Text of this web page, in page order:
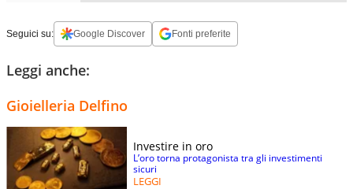
Seguici su: Google Discover Fonti preferite
Leggi anche:
Gioielleria Delfino
Investire in oro
L’oro torna protagonista tra gli investimenti
sicuri
LEGGI